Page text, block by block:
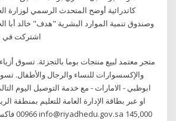
كاتدرائية أوضح المتحدث الرسمي لوزارة
اشتركت في
متجر معتمد لبيع منتجات بوما بالتجزئة. تسوق
والإكسسوارات للنساء والرجال والأطفال.
ابوظبي - الامارات - مع خدمة التوصيل اليوم